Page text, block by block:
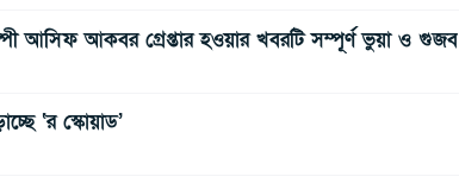
আসিফ আকবর গ্রেপ্তার হওয়ার খবরটি সম্পূর্ণ ভুয়া ও গুজব
‘র স্কোয়াড’